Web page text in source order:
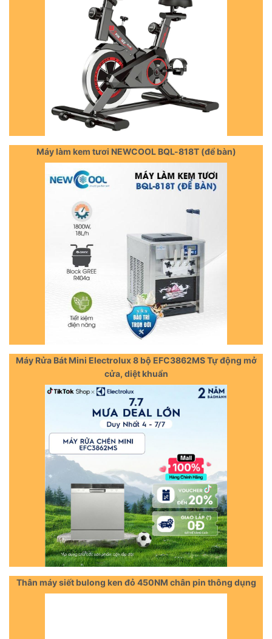
Máy làm kem tươi NEWCOOL BQL-818T (để bàn)
Máy Rửa Bát Mini Electrolux 8 bộ EFC3862MS Tự động mở
cửa, diệt khuẩn
Thân máy siết bulong ken đỏ 450NM chân pin thông dụng